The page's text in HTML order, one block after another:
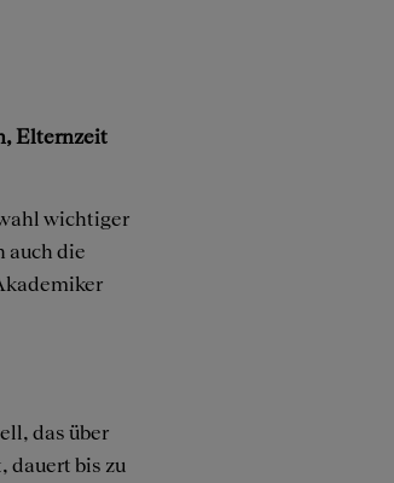
Elternzeit
wichtiger
auch die
das über
dauert bis zu